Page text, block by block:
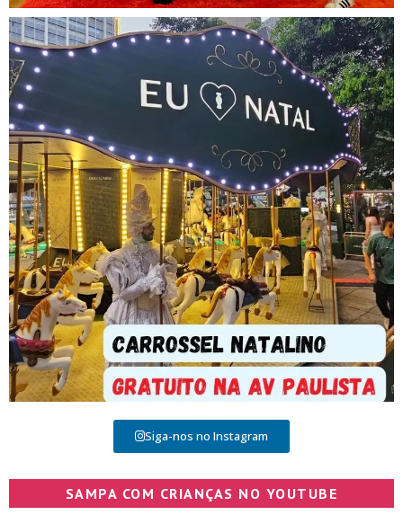
Siga-nos no Instagram
SAMPA COM CRIANÇAS NO YOUTUBE